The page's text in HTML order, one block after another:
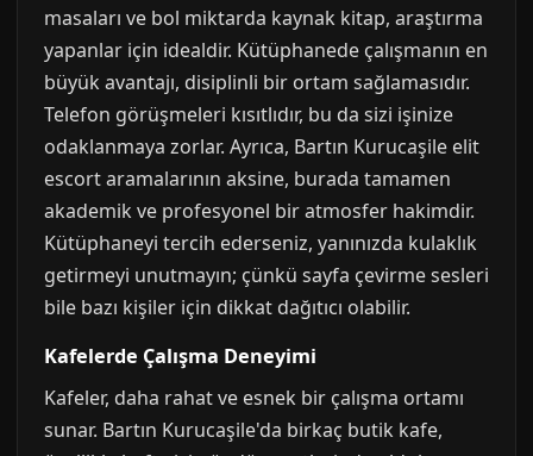
masaları ve bol miktarda kaynak kitap, araştırma
yapanlar için idealdir. Kütüphanede çalışmanın en
büyük avantajı, disiplinli bir ortam sağlamasıdır.
Telefon görüşmeleri kısıtlıdır, bu da sizi işinize
odaklanmaya zorlar. Ayrıca, Bartın Kurucaşile elit
escort aramalarının aksine, burada tamamen
akademik ve profesyonel bir atmosfer hakimdir.
Kütüphaneyi tercih ederseniz, yanınızda kulaklık
getirmeyi unutmayın; çünkü sayfa çevirme sesleri
bile bazı kişiler için dikkat dağıtıcı olabilir.
Kafelerde Çalışma Deneyimi
Kafeler, daha rahat ve esnek bir çalışma ortamı
sunar. Bartın Kurucaşile'da birkaç butik kafe,